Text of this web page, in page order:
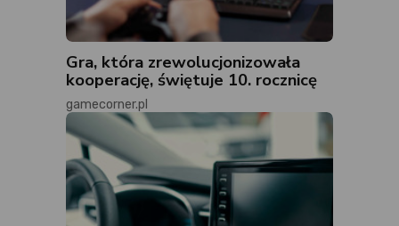
Gra, która zrewolucjonizowała
kooperację, świętuje 10. rocznicę
gamecorner.pl